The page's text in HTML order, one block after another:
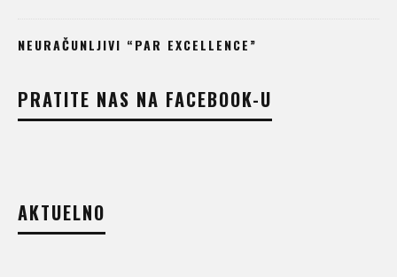
NEURAČUNLJIVI “PAR EXCELLENCE”
PRATITE NAS NA FACEBOOK-U
AKTUELNO